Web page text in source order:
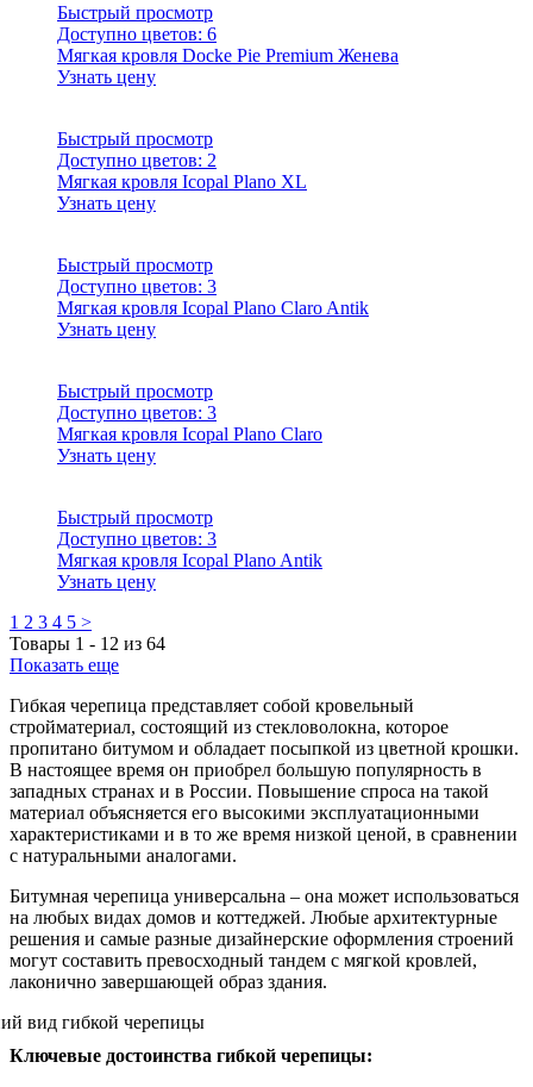
Быстрый просмотр
Доступно цветов: 6
Мягкая кровля Docke Pie Premium Женева
Узнать цену
Быстрый просмотр
Доступно цветов: 2
Мягкая кровля Icopal Plano XL
Узнать цену
Быстрый просмотр
Доступно цветов: 3
Мягкая кровля Icopal Plano Claro Antik
Узнать цену
Быстрый просмотр
Доступно цветов: 3
Мягкая кровля Icopal Plano Claro
Узнать цену
Быстрый просмотр
Доступно цветов: 3
Мягкая кровля Icopal Plano Antik
Узнать цену
1 2 3 4 5 >
Товары 1 - 12 из 64
Показать еще
Гибкая черепица представляет собой кровельный
стройматериал, состоящий из стекловолокна, которое
пропитано битумом и обладает посыпкой из цветной крошки.
В настоящее время он приобрел большую популярность в
западных странах и в России. Повышение спроса на такой
материал объясняется его высокими эксплуатационными
характеристиками и в то же время низкой ценой, в сравнении
с натуральными аналогами.
Битумная черепица универсальна – она может использоваться
на любых видах домов и коттеджей. Любые архитектурные
решения и самые разные дизайнерские оформления строений
могут составить превосходный тандем с мягкой кровлей,
лаконично завершающей образ здания.
Ключевые достоинства гибкой черепицы: